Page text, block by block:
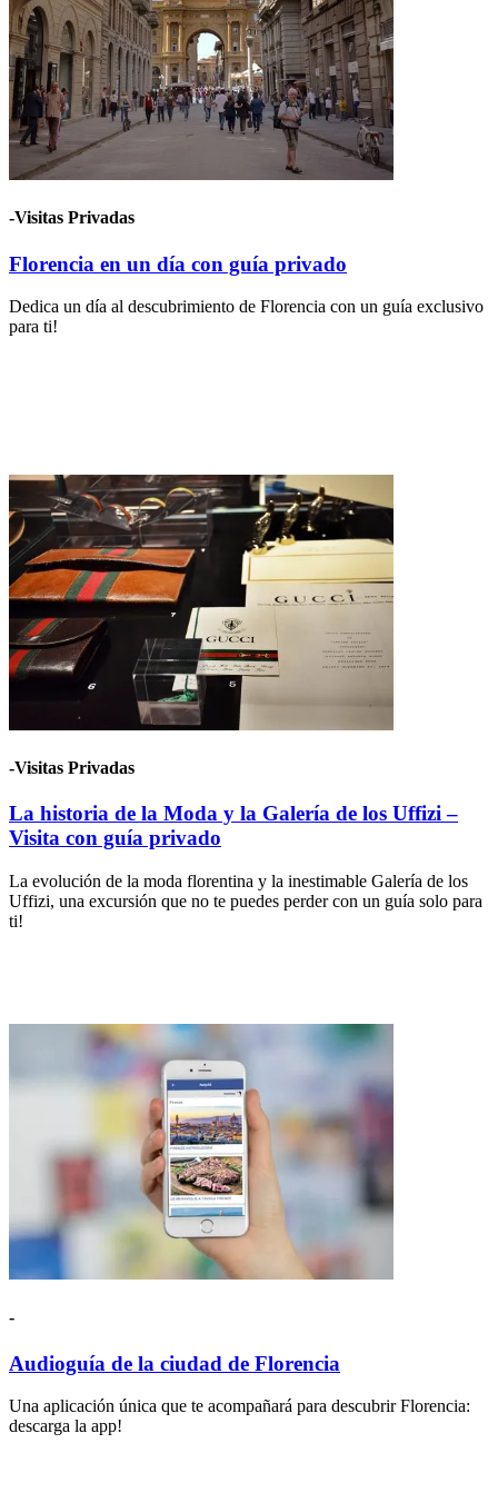
-Visitas Privadas
Florencia en un día con guía privado
Dedica un día al descubrimiento de Florencia con un guía exclusivo
para ti!
-Visitas Privadas
La historia de la Moda y la Galería de los Uffizi –
Visita con guía privado
La evolución de la moda florentina y la inestimable Galería de los
Uffizi, una excursión que no te puedes perder con un guía solo para
ti!
-
Audioguía de la ciudad de Florencia
Una aplicación única que te acompañará para descubrir Florencia:
descarga la app!